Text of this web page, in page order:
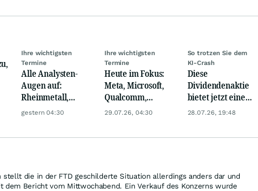
Ihre wichtigsten
Termine
Alle Analysten-
Augen auf:
Rheinmetall,
Deutsche Telekom,
gestern 04:30
Ihre wichtigsten
Termine
Heute im Fokus:
Meta, Microsoft,
Qualcomm,
Biogen, Airbus,
29.07.26, 04:30
So trotzen Sie dem
KI-Crash
Diese
Dividendenaktie
bietet jetzt eine
Top-
28.07.26, 19:48
stellt die in der FTD geschilderte Situation allerdings anders dar und
dem Bericht vom Mittwochabend. Ein Verkauf des Konzerns wurde